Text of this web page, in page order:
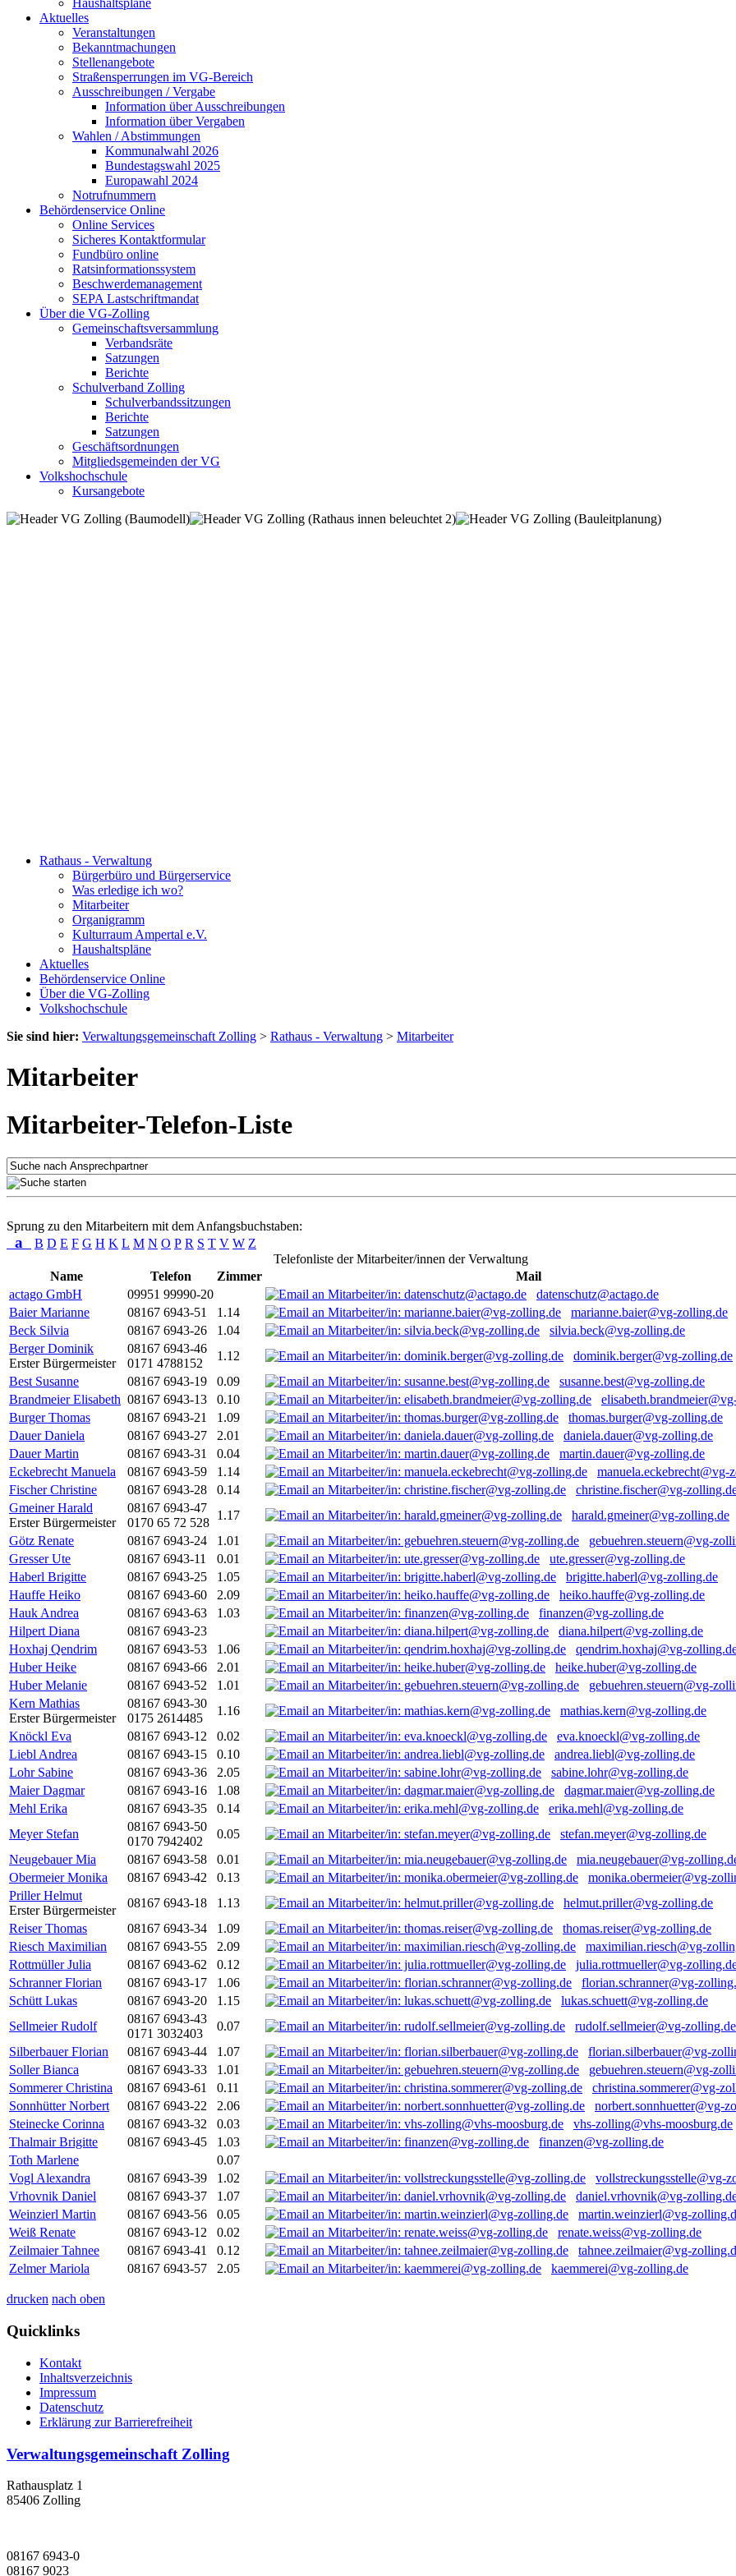
Haushaltspläne
Aktuelles
Veranstaltungen
Bekanntmachungen
Stellenangebote
Straßensperrungen im VG-Bereich
Ausschreibungen / Vergabe
Information über Ausschreibungen
Information über Vergaben
Wahlen / Abstimmungen
Kommunalwahl 2026
Bundestagswahl 2025
Europawahl 2024
Notrufnummern
Behördenservice Online
Online Services
Sicheres Kontaktformular
Fundbüro online
Ratsinformationssystem
Beschwerdemanagement
SEPA Lastschriftmandat
Über die VG-Zolling
Gemeinschaftsversammlung
Verbandsräte
Satzungen
Berichte
Schulverband Zolling
Schulverbandssitzungen
Berichte
Satzungen
Geschäftsordnungen
Mitgliedsgemeinden der VG
Volkshochschule
Kursangebote
Rathaus - Verwaltung
Bürgerbüro und Bürgerservice
Was erledige ich wo?
Mitarbeiter
Organigramm
Kulturraum Ampertal e.V.
Haushaltspläne
Aktuelles
Behördenservice Online
Über die VG-Zolling
Volkshochschule
Sie sind hier: Verwaltungsgemeinschaft Zolling > Rathaus - Verwaltung > Mitarbeiter
Mitarbeiter
Mitarbeiter-Telefon-Liste
Sprung zu den Mitarbeitern mit dem Anfangsbuchstaben:
a B D E F G H K L M N O P R S T V W Z
Telefonliste der Mitarbeiter/innen der Verwaltung
Name
Telefon Zimmer
Mail
actago GmbH
09951 99990-20
datenschutz@actago.de
Baier Marianne
08167 6943-51 1.14
marianne.baier@vg-zolling.de
Beck Silvia
08167 6943-26 1.04
silvia.beck@vg-zolling.de
Berger Dominik
Erster Bürgermeister
08167 6943-46
0171 4788152
1.12
dominik.berger@vg-zolling.de
Best Susanne
08167 6943-19 0.09
susanne.best@vg-zolling.de
Brandmeier Elisabeth 08167 6943-13 0.10
Burger Thomas
08167 6943-21 1.09
thomas.burger@vg-zolling.de
Dauer Daniela
08167 6943-27 2.01
daniela.dauer@vg-zolling.de
Dauer Martin
08167 6943-31 0.04
martin.dauer@vg-zolling.de
Eckebrecht Manuela
08167 6943-59 1.14
manuela.eckebrecht@vg-
Fischer Christine
08167 6943-28 0.14
christine.fischer@vg-
Gmeiner Harald
Erster Bürgermeister
08167 6943-47
0170 65 72 528
1.17
harald.gmeiner@vg-zolling.de
Götz Renate
08167 6943-24 1.01
gebuehren.steuern@vg-
Gresser Ute
08167 6943-11 0.01
ute.gresser@vg-zolling.de
Haberl Brigitte
08167 6943-25 1.05
brigitte.haberl@vg-zolling.de
Hauffe Heiko
08167 6943-60 2.09
heiko.hauffe@vg-zolling.de
Hauk Andrea
08167 6943-63 1.03
finanzen@vg-zolling.de
Hilpert Diana
08167 6943-23
diana.hilpert@vg-zolling.de
Hoxhaj Qendrim
08167 6943-53 1.06
qendrim.hoxhaj@vg-
Huber Heike
08167 6943-66 2.01
heike.huber@vg-zolling.de
Huber Melanie
08167 6943-52 1.01
gebuehren.steuern@vg-
Kern Mathias
Erster Bürgermeister
08167 6943-30
0175 2614485
1.16
mathias.kern@vg-zolling.de
Knöckl Eva
08167 6943-12 0.02
eva.knoeckl@vg-zolling.de
Liebl Andrea
08167 6943-15 0.10
andrea.liebl@vg-zolling.de
Lohr Sabine
08167 6943-36 2.05
sabine.lohr@vg-zolling.de
Maier Dagmar
08167 6943-16 1.08
dagmar.maier@vg-zolling.de
Mehl Erika
08167 6943-35 0.14
erika.mehl@vg-zolling.de
Meyer Stefan
08167 6943-50
0170 7942402
0.05
stefan.meyer@vg-zolling.de
Neugebauer Mia
08167 6943-58 0.01
mia.neugebauer@vg-
Obermeier Monika
08167 6943-42 0.13
monika.obermeier@vg-
Priller Helmut
Erster Bürgermeister
08167 6943-18 1.13
helmut.priller@vg-zolling.de
Reiser Thomas
08167 6943-34 1.09
thomas.reiser@vg-zolling.de
Riesch Maximilian
08167 6943-55 2.09
maximilian.riesch@vg-
Rottmüller Julia
08167 6943-62 0.12
julia.rottmueller@vg-
Schranner Florian
08167 6943-17 1.06
florian.schranner@vg-
Schütt Lukas
08167 6943-20 1.15
lukas.schuett@vg-zolling.de
Sellmeier Rudolf
08167 6943-43
0171 3032403
0.07
rudolf.sellmeier@vg-zolling.de
Silberbauer Florian
08167 6943-44 1.07
florian.silberbauer@vg-
Soller Bianca
08167 6943-33 1.01
gebuehren.steuern@vg-
Sommerer Christina
08167 6943-61 0.11
christina.sommerer@vg-
Sonnhütter Norbert
08167 6943-22 2.06
norbert.sonnhuetter@vg-
Steinecke Corinna
08167 6943-32 0.03
vhs-zolling@vhs-moosburg.de
Thalmair Brigitte
08167 6943-45 1.03
finanzen@vg-zolling.de
Toth Marlene
0.07
Vogl Alexandra
08167 6943-39 1.02
vollstreckungsstelle@vg-
Vrhovnik Daniel
08167 6943-37 1.07
daniel.vrhovnik@vg-
Weinzierl Martin
08167 6943-56 0.05
martin.weinzierl@vg-
Weiß Renate
08167 6943-12 0.02
renate.weiss@vg-zolling.de
Zeilmaier Tahnee
08167 6943-41 0.12
tahnee.zeilmaier@vg-
Zelmer Mariola
08167 6943-57 2.05 kaemmerei@vg-zolling.de
drucken nach oben
Quicklinks
Kontakt
Inhaltsverzeichnis
Impressum
Datenschutz
Erklärung zur Barrierefreiheit
Verwaltungsgemeinschaft Zolling
Rathausplatz 1
85406 Zolling
08167 6943-0
08167 9023